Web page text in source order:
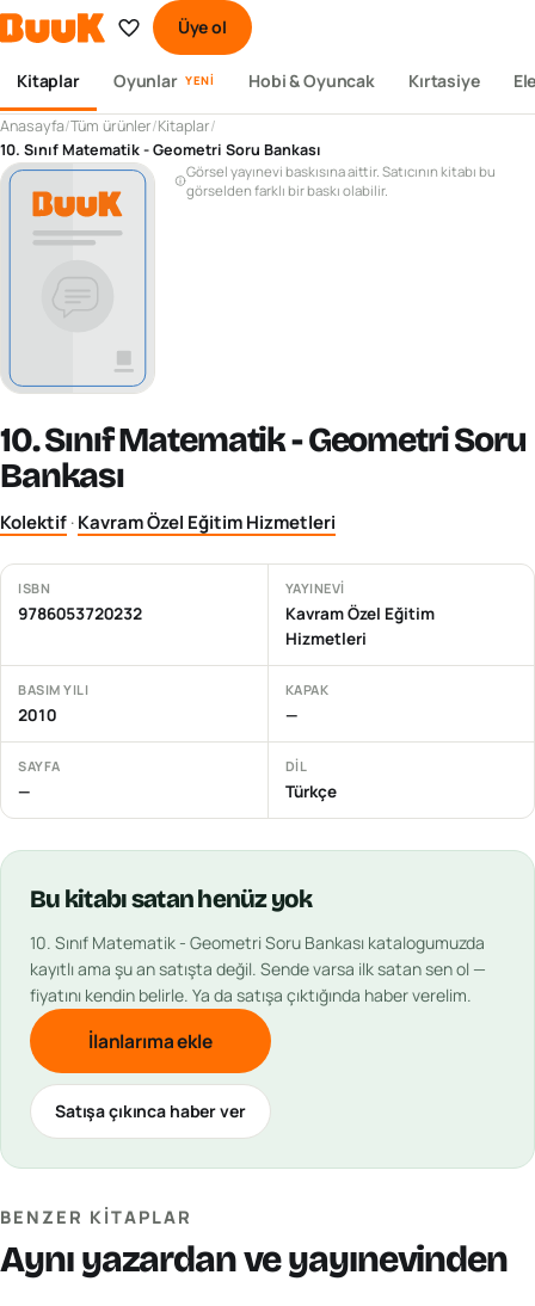
Üye ol
Kitaplar Oyunlar YENI Hobi & Oyuncak Kırtasiye
Anasayfa/Tüm ürünler/Kitaplar/
10. Sınıf Matematik - Geometri Soru Bankası
Görsel yayınevi baskısına aittir. Satıcının kitabı bu
görselden farklı bir baskı olabilir.
10. Sınıf Matematik - Geometri Soru
Bankası
Kolektif·Kavram Özel Eğitim Hizmetleri
ISBN
9786053720232
YAYINEVI
Kavram Özel Eğitim
Hizmetleri
BASIM YILI
2010
KAPAK
—
SAYFA
—
DIL
Türkçe
Bu kitabısatan henüz yok
10. Sınıf Matematik - Geometri Soru Bankası katalogumuzda
kayıtlı ama şu an satışta değil. Sende varsa ilk satan sen ol —
fiyatını kendin belirle. Ya da satışa çıktığında haber verelim.
İlanlarıma ekle
Satışa çıkınca haber ver
BENZER KITAPLAR
Aynı yazardan ve yayınevinden